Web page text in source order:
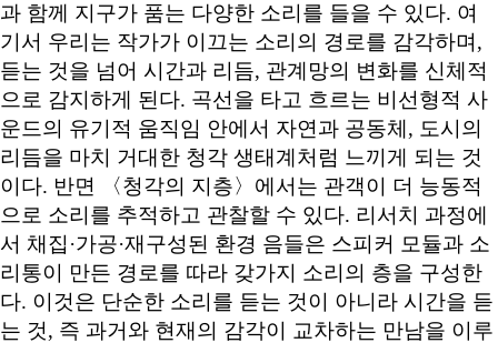
과 함께 지구가 품는 다양한 소리를 들을 수 있다. 여
기서 우리는 작가가 이끄는 소리의 경로를 감각하며,
듣는 것을 넘어 시간과 리듬, 관계망의 변화를 신체적
으로 감지하게 된다. 곡선을 타고 흐르는 비선형적 사
운드의 유기적 움직임 안에서 자연과 공동체, 도시의
리듬을 마치 거대한 청각 생태계처럼 느끼게 되는 것
이다. 반면 〈청각의 지층〉에서는 관객이 더 능동적
으로 소리를 추적하고 관찰할 수 있다. 리서치 과정에
서 채집·가공·재구성된 환경 음들은 스피커 모듈과 소
리통이 만든 경로를 따라 갖가지 소리의 층을 구성한
다. 이것은 단순한 소리를 듣는 것이 아니라 시간을 듣
는 것, 즉 과거와 현재의 감각이 교차하는 만남을 이루